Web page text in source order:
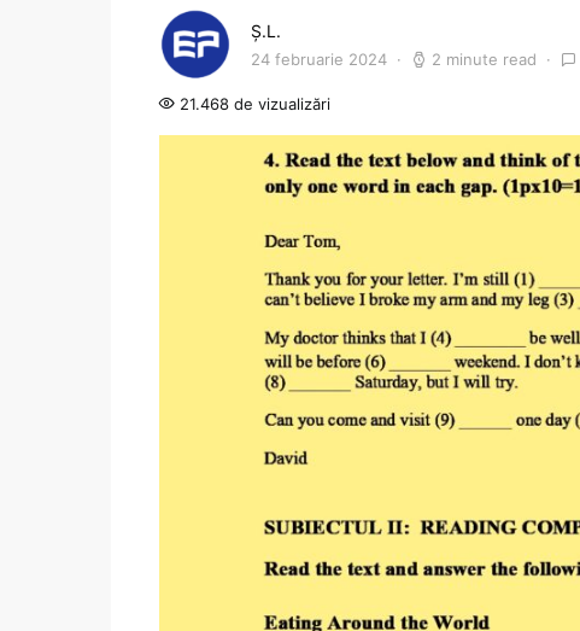
Ș.L.
24 februarie 2024 2 minute read
21.468 de vizualizări